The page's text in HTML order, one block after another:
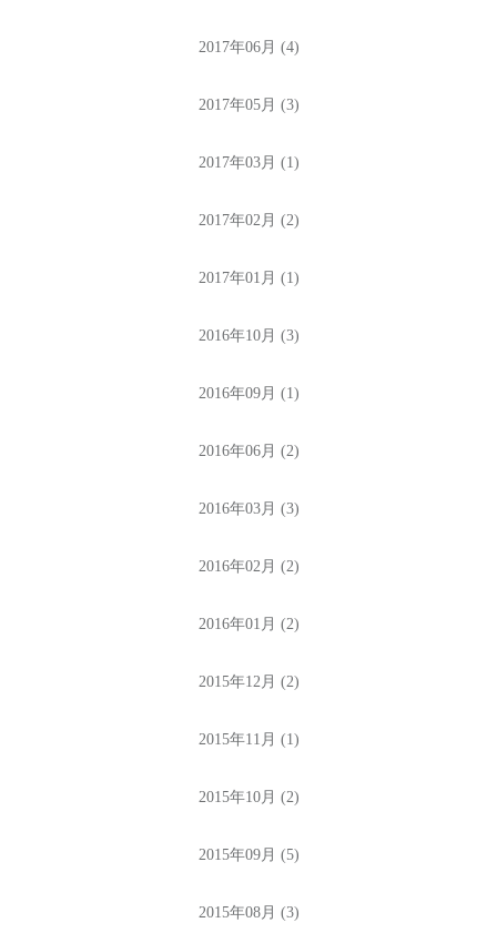
2017年06月 (4)
2017年05月 (3)
2017年03月 (1)
2017年02月 (2)
2017年01月 (1)
2016年10月 (3)
2016年09月 (1)
2016年06月 (2)
2016年03月 (3)
2016年02月 (2)
2016年01月 (2)
2015年12月 (2)
2015年11月 (1)
2015年10月 (2)
2015年09月 (5)
2015年08月 (3)